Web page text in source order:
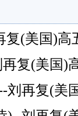
复(美国)高
复(美国)
刘再复(美